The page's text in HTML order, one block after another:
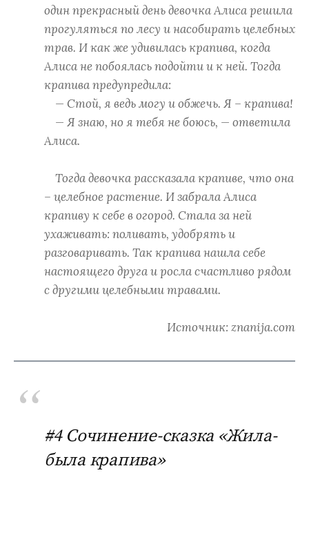
один прекрасный день девочка Алиса решила
прогуляться по лесу и насобирать целебных
трав. И как же удивилась крапива, когда
Алиса не побоялась подойти и к ней. Тогда
крапива предупредила:
— Стой, я ведь могу и обжечь. Я – крапива!
— Я знаю, но я тебя не боюсь, — ответила
Алиса.
Тогда девочка рассказала крапиве, что она
– целебное растение. И забрала Алиса
крапиву к себе в огород. Стала за ней
ухаживать: поливать, удобрять и
разговаривать. Так крапива нашла себе
настоящего друга и росла счастливо рядом
с другими целебными травами.
Источник: znanija.com
#4 Сочинение-сказка «Жила-
была крапива»